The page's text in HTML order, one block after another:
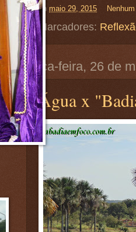
on maio 29, 2015
Marcadores:
terça-feira, 26 de
Água x